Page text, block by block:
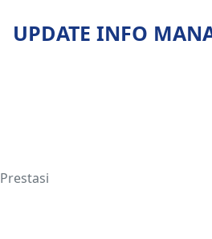
UPDATE INFO
Prestasi